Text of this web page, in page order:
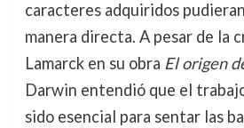
caracteres adquiridos
manera directa. A pesar de la
Lamarck en su obra El origen
Darwin entendió que el
sido esencial para sentar las